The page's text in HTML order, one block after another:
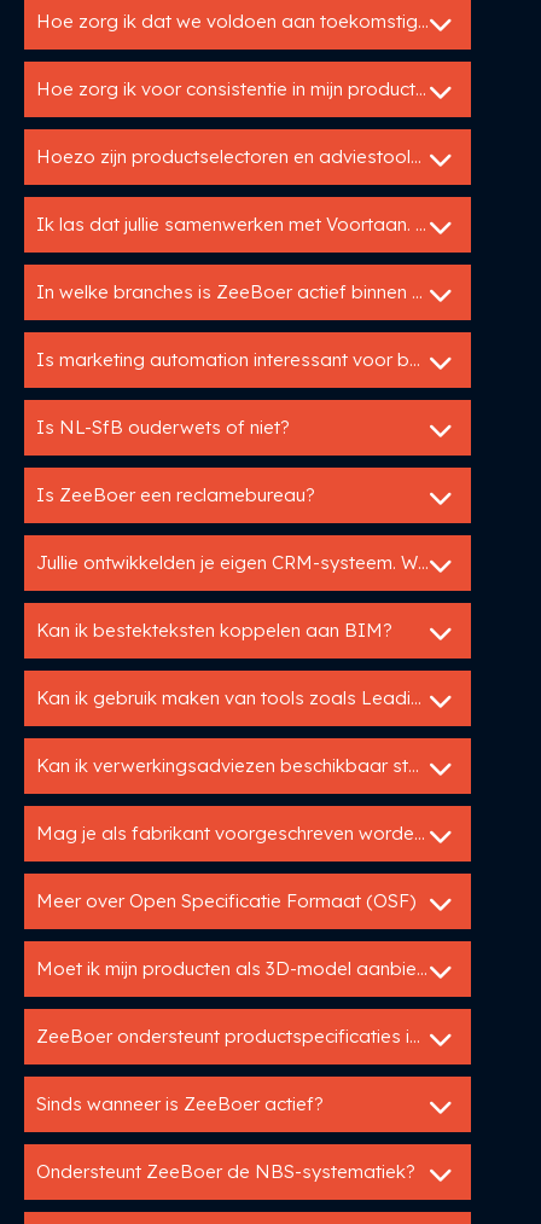
Hoe zorg ik dat we voldoen aan toekomstige wetgeving rond circulariteit?
Hoe zorg ik voor consistentie in mijn productinformatie over verschillende kanalen?
Hoezo zijn productselectoren en adviestools zo interessant voor bouwfabrikanten?
Ik las dat jullie samenwerken met Voortaan. Wat is dat?
In welke branches is ZeeBoer actief binnen de bouwsector?
Is marketing automation interessant voor bouwfabrikanten?
Is NL-SfB ouderwets of niet?
Is ZeeBoer een reclamebureau?
Jullie ontwikkelden je eigen CRM-systeem. Waarom?
Kan ik bestekteksten koppelen aan BIM?
Kan ik gebruik maken van tools zoals Leadinfo of SalesFeed?
Kan ik verwerkingsadviezen beschikbaar stellen via een bestekservice?
Mag je als fabrikant voorgeschreven worden in een RAW of STABU bestek?
Meer over Open Specificatie Formaat (OSF)
Moet ik mijn producten als 3D-model aanbieden
ZeeBoer ondersteunt productspecificaties in GAEB en C3A.
Sinds wanneer is ZeeBoer actief?
Ondersteunt ZeeBoer de NBS-systematiek?